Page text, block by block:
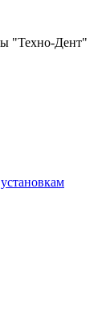
"Техно-Дент"